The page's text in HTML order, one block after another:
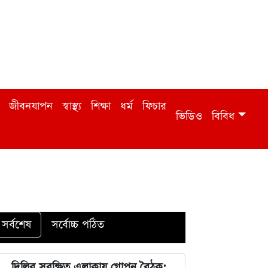
জীবনযাপন স্বাস্থ্য শিক্ষা ধর্ম ফিচার
ভিডিও বিবিধ
সর্বশেষ সর্বোচ্চ পঠিত